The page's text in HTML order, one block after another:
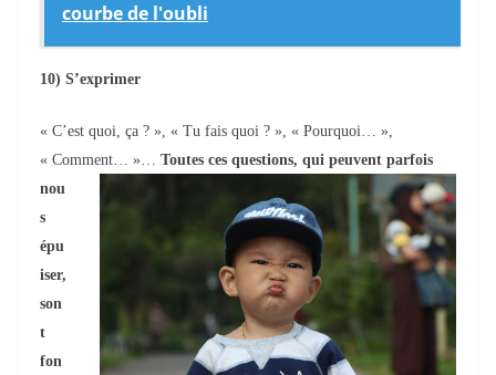
courbe de l'oubli
10) S’exprimer
« C’est quoi, ça ? », « Tu fais quoi ? », « Pourquoi… »,
« Comment… »… Toutes ces questions, qui peuvent parfois
nou
s
épu
iser,
son
t
fon